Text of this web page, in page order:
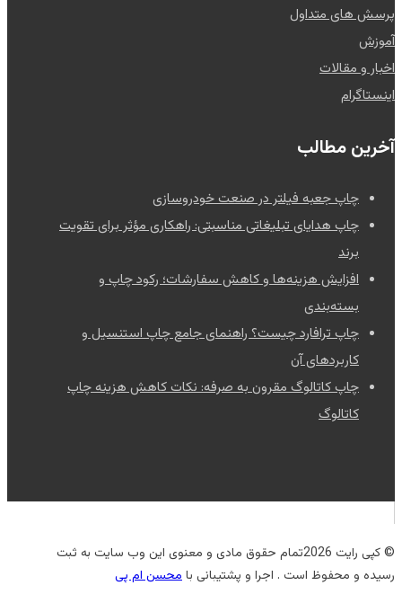
پرسش های متداول
آموزش
اخبار و مقالات
اینستاگرام
آخرین مطالب
چاپ جعبه فیلتر در صنعت خودروسازی
چاپ هدایای تبلیغاتی مناسبتی: راهکاری مؤثر برای تقویت
برند
افزایش هزینه‌ها و کاهش سفارشات؛ رکود چاپ و
بسته‌بندی
چاپ ترافارد چیست؟ راهنمای جامع چاپ استنسیل و
کاربردهای آن
چاپ کاتالوگ مقرون به صرفه: نکات کاهش هزینه چاپ
کاتالوگ
© کپی رایت 2026تمام حقوق مادی و معنوی این وب سایت به ثبت
رسیده و محفوظ است . اجرا و پشتیبانی بامحسن ام پی